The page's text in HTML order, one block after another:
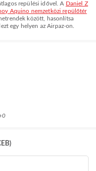
repülési idővel. A Daniel Z
Aquino nemzetközi repülőtér
között, hasonlítsa
egy helyen az Airpaz-on.